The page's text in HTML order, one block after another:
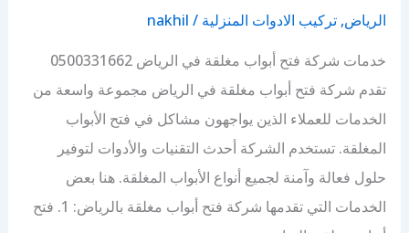
الرياض, تركيب الادوات المنزلية /
nakhil
خدمات شركة فتح أبواب مغلقة في الرياض 0500331662
تقدم شركة فتح أبواب مغلقة في الرياض مجموعة واسعة من
الخدمات للعملاء الذين يواجهون مشاكل في فتح الأبواب
المغلقة. تستخدم الشركة أحدث التقنيات والأدوات لتوفير
حلول فعالة وآمنة لجميع أنواع الأبواب المغلقة. هنا بعض
الخدمات التي تقدمها شركة فتح أبواب مغلقة بالرياض: 1. فتح